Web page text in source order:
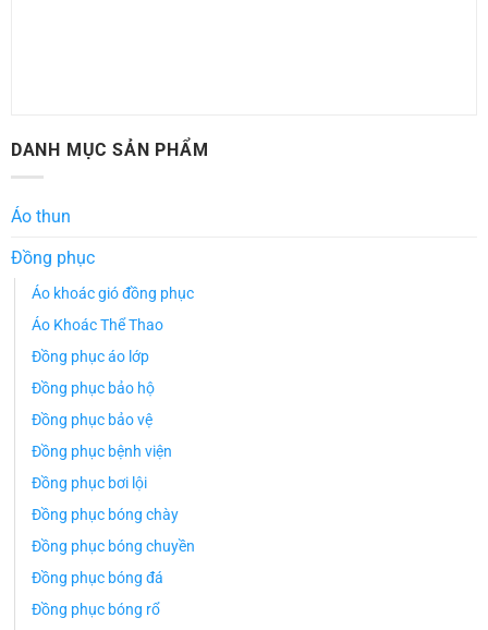
DANH MỤC SẢN PHẨM
Áo thun
Đồng phục
Áo khoác gió đồng phục
Áo Khoác Thể Thao
Đồng phục áo lớp
Đồng phục bảo hộ
Đồng phục bảo vệ
Đồng phục bệnh viện
Đồng phục bơi lội
Đồng phục bóng chày
Đồng phục bóng chuyền
Đồng phục bóng đá
Đồng phục bóng rổ